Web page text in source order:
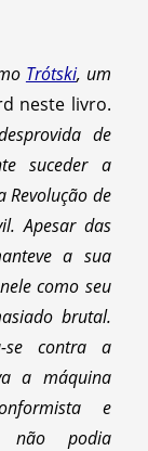
Trótski, um
neste livro.
de
suceder a
Revolução de
Apesar das
a sua
como seu
brutal.
contra a
a máquina
e
podia